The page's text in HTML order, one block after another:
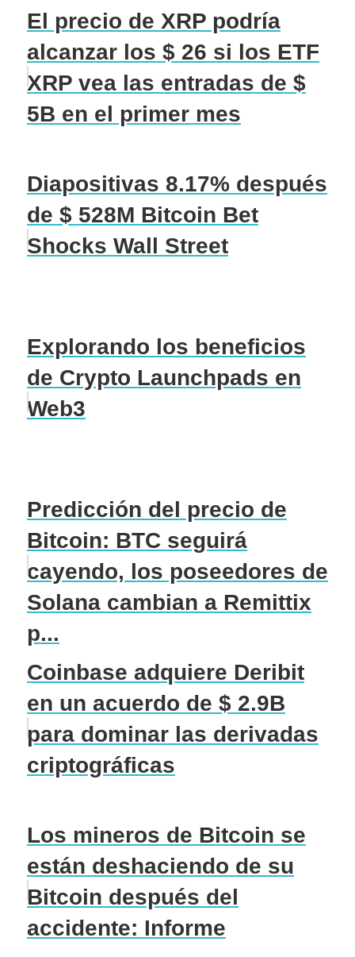
El precio de XRP podría
alcanzar los $ 26 si los ETF
XRP vea las entradas de $
5B en el primer mes
Diapositivas 8.17% después
de $ 528M Bitcoin Bet
Shocks Wall Street
Explorando los beneficios
de Crypto Launchpads en
Web3
Predicción del precio de
Bitcoin: BTC seguirá
cayendo, los poseedores de
Solana cambian a Remittix
p...
Coinbase adquiere Deribit
en un acuerdo de $ 2.9B
para dominar las derivadas
criptográficas
Los mineros de Bitcoin se
están deshaciendo de su
Bitcoin después del
accidente: Informe